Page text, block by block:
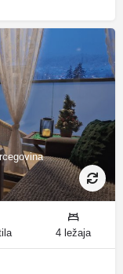
4 ležaja